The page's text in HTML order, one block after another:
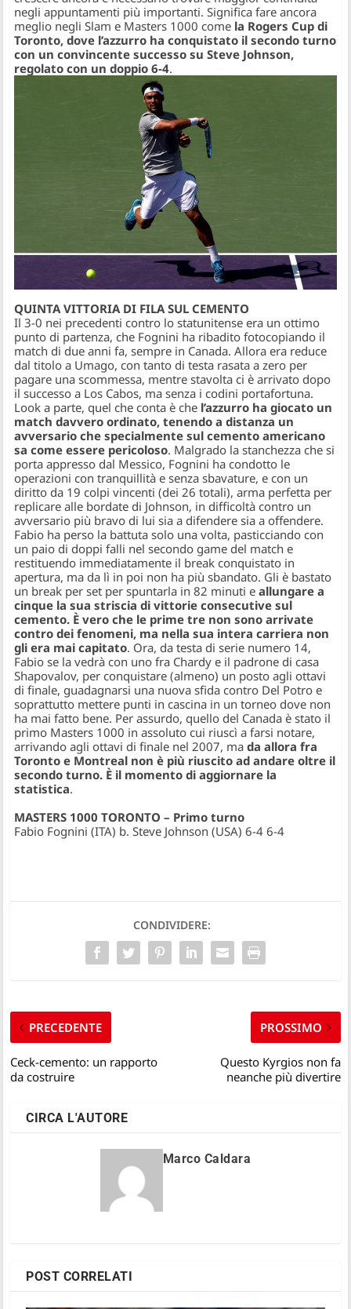
negli appuntamenti più importanti. Significa fare ancora
meglio negli Slam e Masters 1000 come la Rogers Cup di
Toronto, dove l’azzurro ha conquistato il secondo turno
con un convincente successo su Steve Johnson,
regolato con un doppio 6-4.
QUINTA VITTORIA DI FILA SUL CEMENTO
Il 3-0 nei precedenti contro lo statunitense era un ottimo
punto di partenza, che Fognini ha ribadito fotocopiando il
match di due anni fa, sempre in Canada. Allora era reduce
dal titolo a Umago, con tanto di testa rasata a zero per
pagare una scommessa, mentre stavolta ci è arrivato dopo
il successo a Los Cabos, ma senza i codini portafortuna.
Look a parte, quel che conta è che l’azzurro ha giocato un
match davvero ordinato, tenendo a distanza un
avversario che specialmente sul cemento americano
sa come essere pericoloso. Malgrado la stanchezza che si
porta appresso dal Messico, Fognini ha condotto le
operazioni con tranquillità e senza sbavature, e con un
diritto da 19 colpi vincenti (dei 26 totali), arma perfetta per
replicare alle bordate di Johnson, in difficoltà contro un
avversario più bravo di lui sia a difendere sia a offendere.
Fabio ha perso la battuta solo una volta, pasticciando con
un paio di doppi falli nel secondo game del match e
restituendo immediatamente il break conquistato in
apertura, ma da lì in poi non ha più sbandato. Gli è bastato
un break per set per spuntarla in 82 minuti eallungare a
cinque la sua striscia di vittorie consecutive sul
cemento. È vero che le prime tre non sono arrivate
contro dei fenomeni, ma nella sua intera carriera non
gli era mai capitato. Ora, da testa di serie numero 14,
Fabio se la vedrà con uno fra Chardy e il padrone di casa
Shapovalov, per conquistare (almeno) un posto agli ottavi
di finale, guadagnarsi una nuova sfida contro Del Potro e
soprattutto mettere punti in cascina in un torneo dove non
ha mai fatto bene. Per assurdo, quello del Canada è stato il
primo Masters 1000 in assoluto cui riuscì a farsi notare,
arrivando agli ottavi di finale nel 2007, mada allora fra
Toronto e Montreal non è più riuscito ad andare oltre il
secondo turno. È il momento di aggiornare la
statistica.
MASTERS 1000 TORONTO – Primo turno
Fabio Fognini (ITA) b. Steve Johnson (USA) 6-4 6-4
CONDIVIDERE:
PRECEDENTE
Ceck-cemento: un rapporto
da costruire
PROSSIMO
Questo Kyrgios non fa
neanche più divertire
CIRCA L'AUTORE
Marco Caldara
POST CORRELATI